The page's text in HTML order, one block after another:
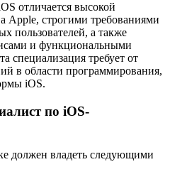
отличается высокой
Apple, строгими требованиями
пользователей, а также
и функциональными
специализация требует от
в области программирования,
iOS.
по iOS-
должен владеть следующими